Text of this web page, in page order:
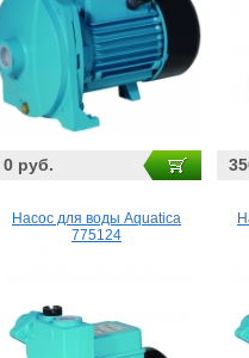
0 руб.
Насос для воды Aquatica
775124